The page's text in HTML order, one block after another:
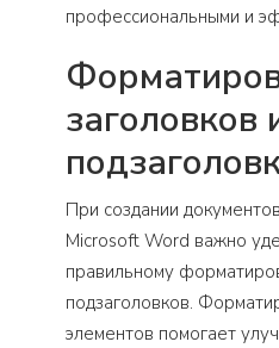
профессиональными и
заголовков
При создании
Microsoft Word важно
правильному
подзаголовков.
элементов помогает